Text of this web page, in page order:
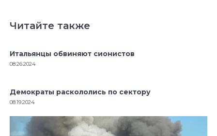
Читайте также
Итальянцы обвиняют сионистов
08.26.2024
Демократы раскололись по сектору
08.19.2024